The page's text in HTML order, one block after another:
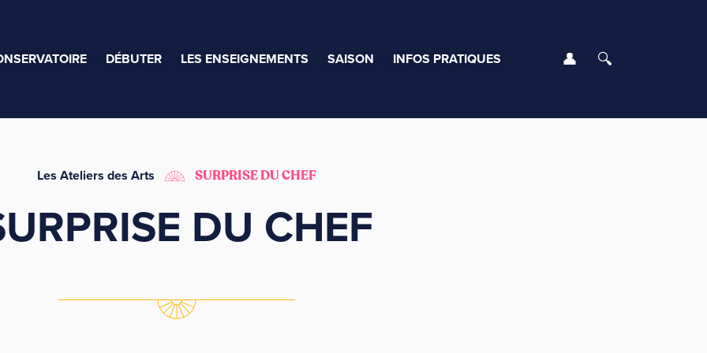
DÉBUTER LES ENSEIGNEMENTS SAISON INFOS PRATIQUES Se connecter
Les Ateliers des Arts SURPRISE DU CHEF
DU CHEF